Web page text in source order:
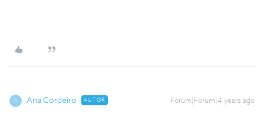
A Ana Cordeiro AUTOR Forum|Forum|4 years ago